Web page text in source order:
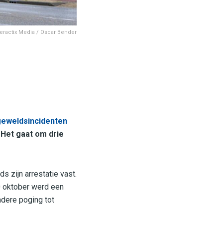
Media / Oscar Bender
gaat om drie
zijn arrestatie vast.
werd een
poging tot